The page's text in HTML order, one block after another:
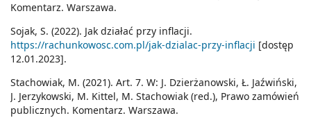
Komentarz. Warszawa.
Sojak, S. (2022). Jak działać przy inflacji.
https://rachunkowosc.com.pl/jak-dzialac-przy-inflacji [dostęp
12.01.2023].
Stachowiak, M. (2021). Art. 7. W: J. Dzierżanowski, Ł. Jaźwiński,
J. Jerzykowski, M. Kittel, M. Stachowiak (red.), Prawo zamówień
publicznych. Komentarz. Warszawa.